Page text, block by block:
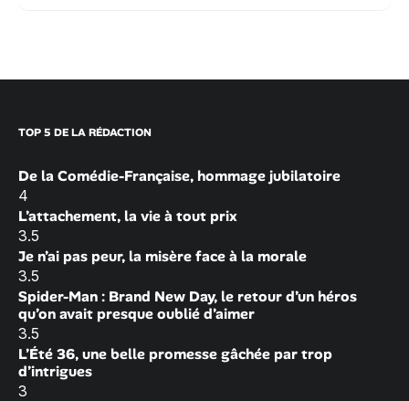
TOP 5 DE LA RÉDACTION
De la Comédie-Française, hommage jubilatoire
4
L’attachement, la vie à tout prix
3.5
Je n’ai pas peur, la misère face à la morale
3.5
Spider-Man : Brand New Day, le retour d’un héros
qu’on avait presque oublié d’aimer
3.5
L’Été 36, une belle promesse gâchée par trop
d’intrigues
3